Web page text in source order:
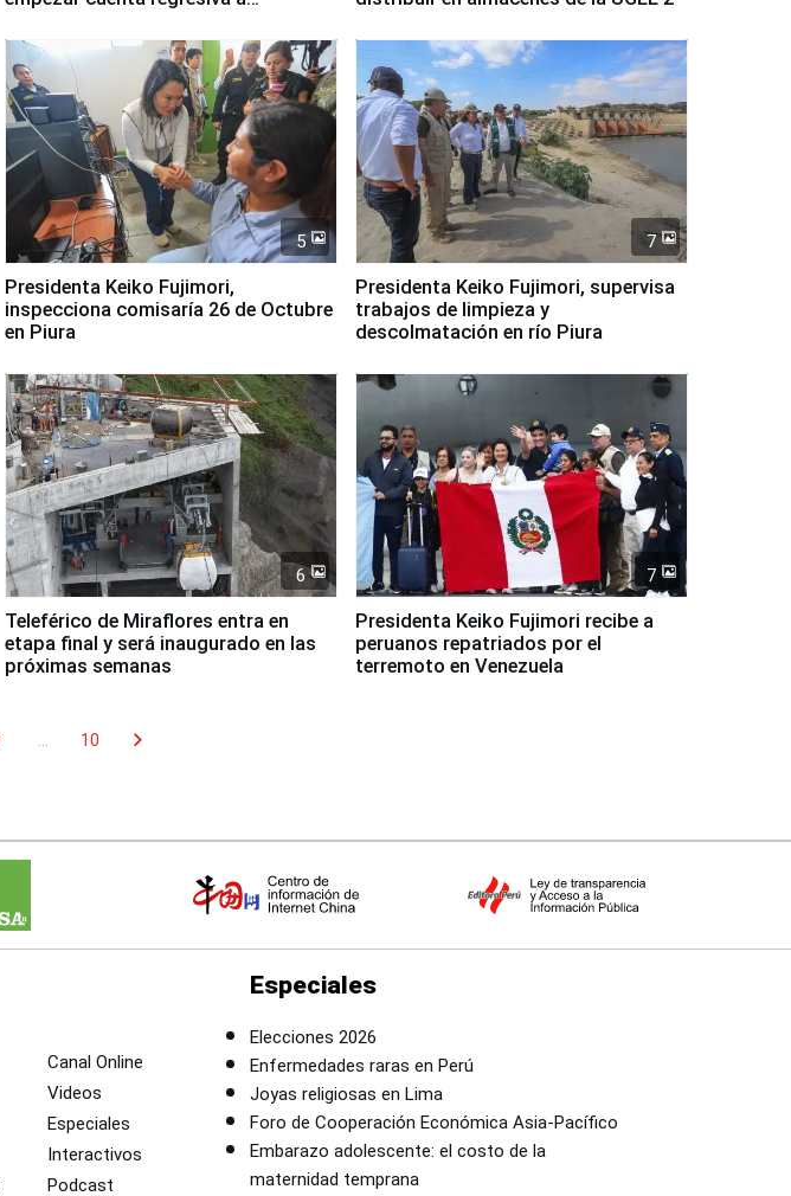
5
Presidenta Keiko Fujimori,
inspecciona comisaría 26 de Octubre
en Piura
7
Presidenta Keiko Fujimori, supervisa
trabajos de limpieza y
descolmatación en río Piura
6
Teleférico de Miraflores entra en
etapa final y será inaugurado en las
próximas semanas
7
Presidenta Keiko Fujimori recibe a
peruanos repatriados por el
terremoto en Venezuela
10 chevron_right
Canal Online
Videos
Especiales
Interactivos
Podcast
Especiales
Elecciones 2026
Enfermedades raras en Perú
Joyas religiosas en Lima
Foro de Cooperación Económica Asia-Pacífico
Embarazo adolescente: el costo de la
maternidad temprana